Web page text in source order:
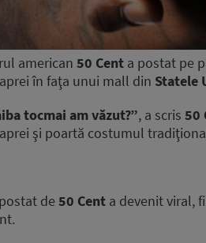
american 50 Cent a postat pe
în faţa unui mall din Statele
tocmai am văzut?”, a scris 50
şi poartă costumul
de 50 Cent a devenit viral,